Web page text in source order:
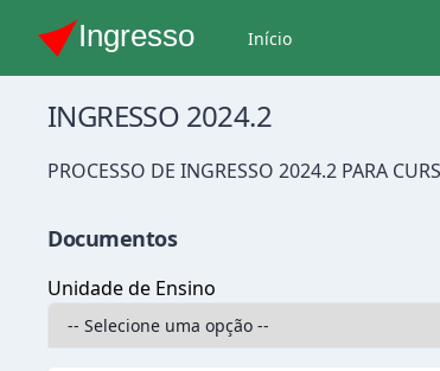
Início
INGRESSO 2024.2
PROCESSO DE INGRESSO 2024.2 PARA
Documentos
Unidade de Ensino